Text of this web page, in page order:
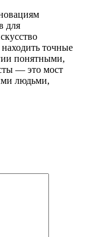
для
точные
понятными,
— это мост
людьми,